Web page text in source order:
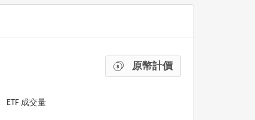
原幣計價
ETF 成交量